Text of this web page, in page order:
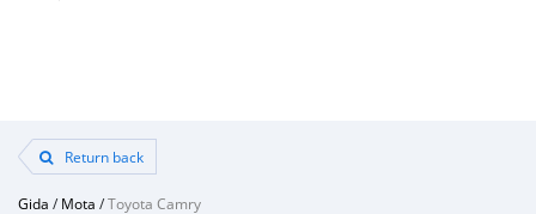
Return back
Gida /Mota /Toyota Camry